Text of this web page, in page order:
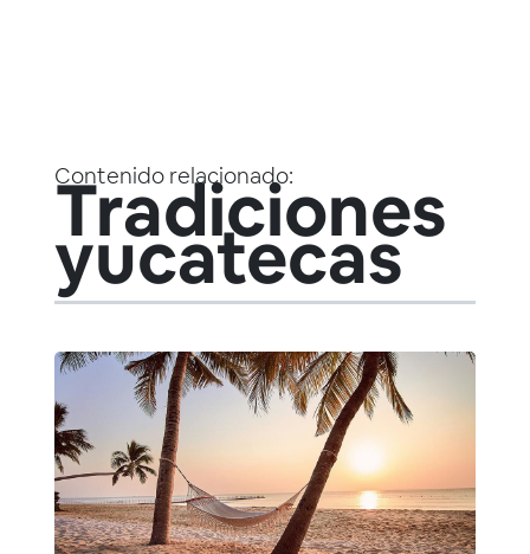
Contenido relacionado:
Tradiciones
yucatecas